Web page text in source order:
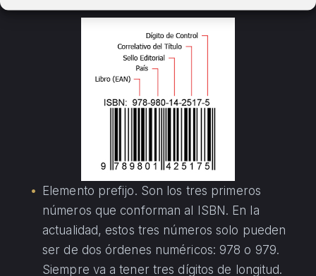
Elemento prefijo. Son los tres primeros
números que conforman al ISBN. En la
actualidad, estos tres números solo pueden
ser de dos órdenes numéricos: 978 o 979.
Siempre va a tener tres dígitos de longitud.